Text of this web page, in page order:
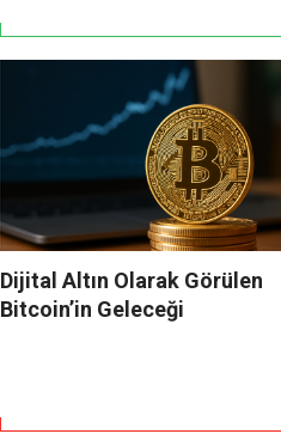
Dijital Altın Olarak Görülen
Bitcoin’in Geleceği